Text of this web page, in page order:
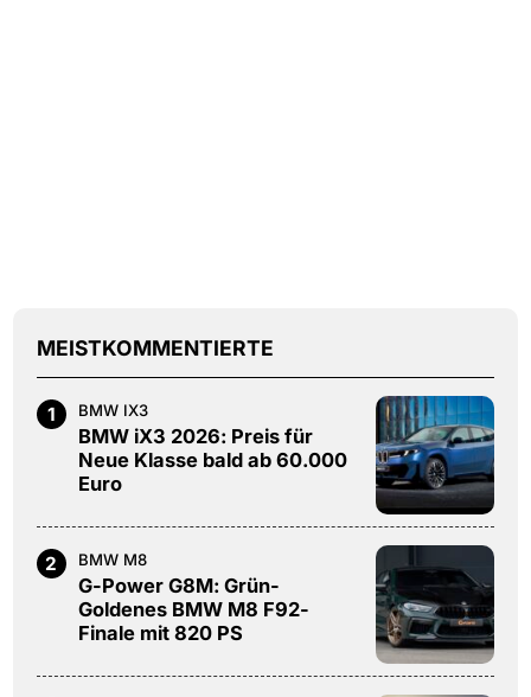
MEISTKOMMENTIERTE
1 BMW IX3
BMW iX3 2026: Preis für
Neue Klasse bald ab 60.000
Euro
2 BMW M8
G-Power G8M: Grün-
Goldenes BMW M8 F92-
Finale mit 820 PS